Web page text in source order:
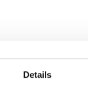
Details